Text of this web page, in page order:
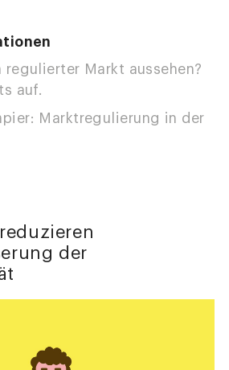
regulierter Markt aussehen?
auf.
Marktregulierung in der
der